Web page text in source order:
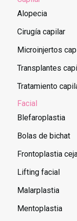
Alopecia
Cirugía capilar
Microinjertos
Transplantes
Tratamiento
Facial
Blefaroplastia
Bolas de bichat
Frontoplastia
Lifting facial
Malarplastia
Mentoplastia